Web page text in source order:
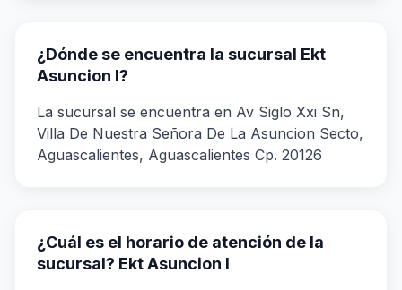
¿Dónde se encuentra la sucursal Ekt
Asuncion I?
La sucursal se encuentra en Av Siglo Xxi Sn,
Villa De Nuestra Señora De La Asuncion Secto,
Aguascalientes, Aguascalientes Cp. 20126
¿Cuál es el horario de atención de la
sucursal? Ekt Asuncion I